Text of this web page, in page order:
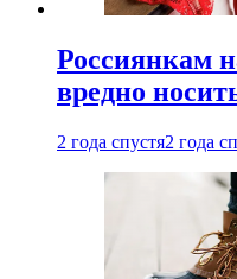
Россиянкам
вредно
2 года спустя2 года